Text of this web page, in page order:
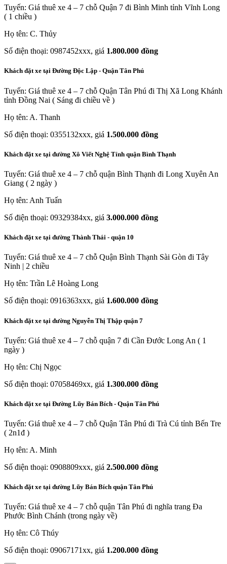
Tuyến: Giá thuê xe 4 – 7 chỗ Quận 7 đi Bình Minh tỉnh Vĩnh Long
( 1 chiều )
Họ tên: C. Thủy
Số điện thoại: 0987452xxx, giá 1.800.000 đồng
Khách đặt xe tại Đường Độc Lập - Quận Tân Phú
Tuyến: Giá thuê xe 4 – 7 chỗ Quận Tân Phú đi Thị Xã Long Khánh
tỉnh Đồng Nai ( Sáng đi chiều về )
Họ tên: A. Thanh
Số điện thoại: 0355132xxx, giá 1.500.000 đồng
Khách đặt xe tại đường Xô Viết Nghệ Tỉnh quận Bình Thạnh
Tuyến: Giá thuê xe 4 – 7 chỗ quận Bình Thạnh đi Long Xuyên An
Giang ( 2 ngày )
Họ tên: Anh Tuấn
Số điện thoại: 09329384xx, giá 3.000.000 đồng
Khách đặt xe tại đường Thành Thái - quận 10
Tuyến: Giá thuê xe 4 – 7 chỗ Quận Bình Thạnh Sài Gòn đi Tây
Ninh | 2 chiều
Họ tên: Trần Lê Hoàng Long
Số điện thoại: 0916363xxx, giá 1.600.000 đồng
Khách đặt xe tại đường Nguyễn Thị Thập quận 7
Tuyến: Giá thuê xe 4 – 7 chỗ quận 7 đi Cần Đước Long An ( 1
ngày )
Họ tên: Chị Ngọc
Số điện thoại: 07058469xx, giá 1.300.000 đồng
Khách đặt xe tại Đường Lũy Bán Bích - Quận Tân Phú
Tuyến: Giá thuê xe 4 – 7 chỗ Quận Tân Phú đi Trà Cú tỉnh Bến Tre
( 2n1đ )
Họ tên: A. Minh
Số điện thoại: 0908809xxx, giá 2.500.000 đồng
Khách đặt xe tại đường Lũy Bán Bích quận Tân Phú
Tuyến: Giá thuê xe 4 – 7 chỗ quận Tân Phú đi nghĩa trang Đa
Phước Bình Chánh (trong ngày về)
Họ tên: Cô Thúy
Số điện thoại: 09067171xx, giá 1.200.000 đồng